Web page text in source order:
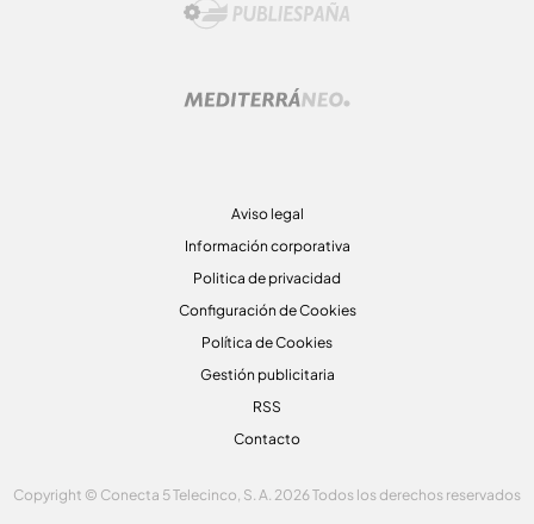
Aviso legal
Información corporativa
Politica de privacidad
Configuración de Cookies
Política de Cookies
Gestión publicitaria
RSS
Contacto
Copyright © Conecta 5 Telecinco, S. A. 2026 Todos los derechos reservados